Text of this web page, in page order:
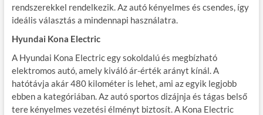
rendszerekkel rendelkezik. Az autó kényelmes és csendes, így
ideális választás a mindennapi használatra.
Hyundai Kona Electric
A Hyundai Kona Electric egy sokoldalú és megbízható
elektromos autó, amely kiváló ár-érték arányt kínál. A
hatótávja akár 480 kilométer is lehet, ami az egyik legjobb
ebben a kategóriában. Az autó sportos dizájnja és tágas belső
tere kényelmes vezetési élményt biztosít. A Kona Electric